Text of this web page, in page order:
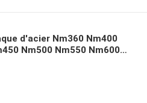
d'acier Nm360 Nm400
Nm500 Nm550 Nm600